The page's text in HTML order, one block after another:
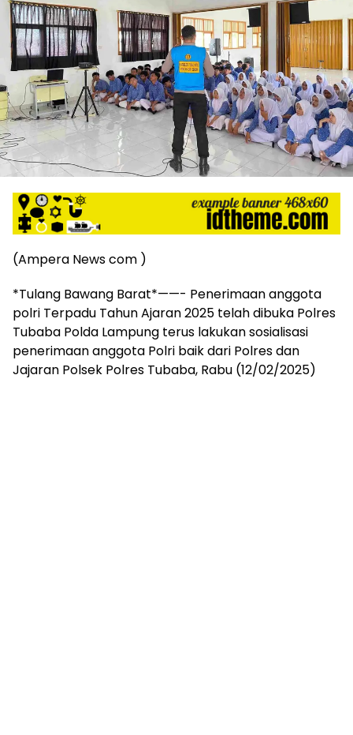
yang
relatif
lebih
murah
dari
Koran
maupun
media
siber
lainnya,
desain
Koran
dan
media
lebih
bergaya
trendi,
mengandung
edukasi,
gaya
(Ampera News com )
*Tulang Bawang Barat*——- Penerimaan anggota
polri Terpadu Tahun Ajaran 2025 telah dibuka Polres
Tubaba Polda Lampung terus lakukan sosialisasi
penerimaan anggota Polri baik dari Polres dan
Jajaran Polsek Polres Tubaba, Rabu (12/02/2025)